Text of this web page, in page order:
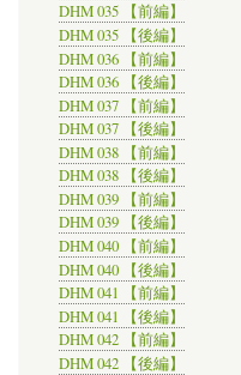
DHM 035 【前編】
DHM 035 【後編】
DHM 036 【前編】
DHM 036 【後編】
DHM 037 【前編】
DHM 037 【後編】
DHM 038 【前編】
DHM 038 【後編】
DHM 039 【前編】
DHM 039 【後編】
DHM 040 【前編】
DHM 040 【後編】
DHM 041 【前編】
DHM 041 【後編】
DHM 042 【前編】
DHM 042 【後編】